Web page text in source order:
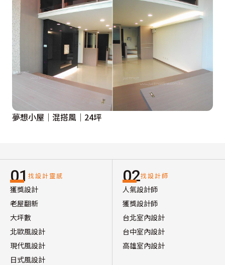
夢想小屋｜混搭風｜24坪
01 找設計靈感
獲獎設計
老屋翻新
大坪數
北歐風設計
現代風設計
日式風設計
02找設計師
人氣設計師
獲獎設計師
台北室內設計
台中室內設計
高雄室內設計